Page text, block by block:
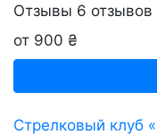
Отзывы 6 отзывов
от 900 ₴
Стрелковый клуб